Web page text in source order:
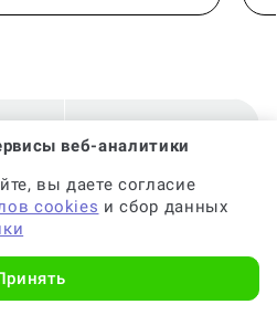
Специалист с опытом
До 6 месяцев
веб-аналитики
вы даете согласие
cookies и сбор данных